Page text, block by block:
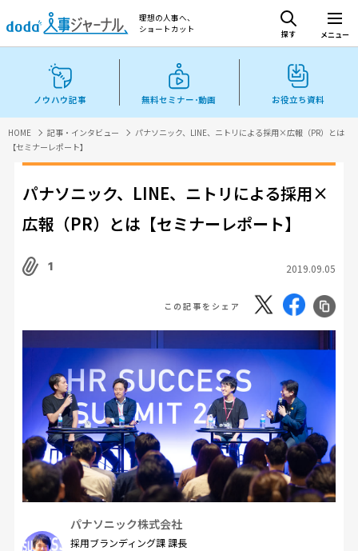
理想の人事へ、
ショートカット
探す メニュー
ノウハウ記事 無料セミナー･動画 お役立ち資料
HOME 記事・インタビュー
パナソニック、LINE、ニトリによる採用×広報（PR）とは
【セミナーレポート】
パナソニック、LINE、ニトリによる採用×
広報（PR）とは【セミナーレポート】
1 2019.09.05
この記事をシェア
パナソニック株式会社
採用ブランディング課 課長